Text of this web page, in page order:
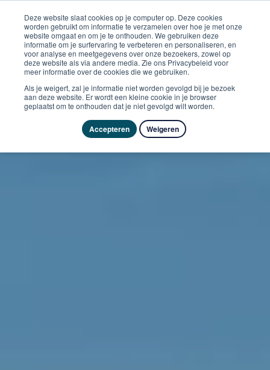
Deze website slaat cookies op je computer op. Deze cookies
worden gebruikt om informatie te verzamelen over hoe je met onze
website omgaat en om je te onthouden. We gebruiken deze
informatie om je surfervaring te verbeteren en personaliseren, en
voor analyse en meetgegevens over onze bezoekers, zowel op
deze website als via andere media. Zie ons Privacybeleid voor
meer informatie over de cookies die we gebruiken.
Als je weigert, zal je informatie niet worden gevolgd bij je bezoek
aan deze website. Er wordt een kleine cookie in je browser
geplaatst om te onthouden dat je niet gevolgd wilt worden.
Accepteren Weigeren